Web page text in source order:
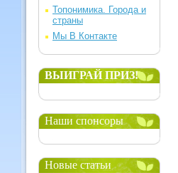
Топонимика. Города и
страны
Мы В Контакте
ВЫИГРАЙ ПРИЗ!
Наши спонсоры
Новые статьи